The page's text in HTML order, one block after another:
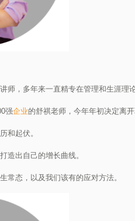
师，多年来一直精专在管理和生涯理
强企业的舒祺老师，今年年初决定离
和起伏。
造出自己的增长曲线。
常态，以及我们该有的应对方法。